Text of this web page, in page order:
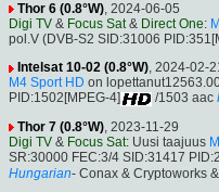
Thor 6 (0.8°W), 2024-06-05
Digi TV & Focus Sat& Direct One:
pol.V (DVB-S2 SID:31006
Intelsat 10-02 (0.8°W), 2024-02-
M4 Sport HD on
PID:1502[MPEG-4]
/1503 aac
Thor 7 (0.8°W) , 2023-11-29
Digi TV & Focus Sat: Uusi taajuus
SR:30000 FEC:3/4 SID:31417
Hungarian- Conax & Cryptoworks